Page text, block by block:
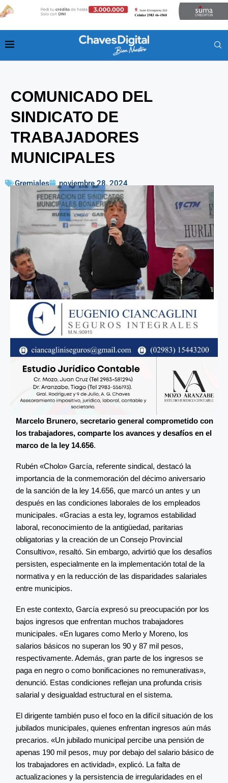
COMUNICADO DEL
SINDICATO DE
TRABAJADORES
MUNICIPALES
Gremiales noviembre 28, 2024
Marcelo Brunero, secretario general comprometido con
los trabajadores, comparte los avances y desafíos en el
marco de la ley 14.656.
Rubén «Cholo» García, referente sindical, destacó la
importancia de la conmemoración del décimo aniversario
de la sanción de la ley 14.656, que marcó un antes y un
después en las condiciones laborales de los empleados
municipales. «Gracias a esta ley, logramos estabilidad
laboral, reconocimiento de la antigüedad, paritarias
obligatorias y la creación de un Consejo Provincial
Consultivo», resaltó. Sin embargo, advirtió que los desafíos
persisten, especialmente en la implementación total de la
normativa y en la reducción de las disparidades salariales
entre municipios.
En este contexto, García expresó su preocupación por los
bajos ingresos que enfrentan muchos trabajadores
municipales. «En lugares como Merlo y Moreno, los
salarios básicos no superan los 90 y 87 mil pesos,
respectivamente. Además, gran parte de los ingresos se
paga en negro o como bonificaciones no remunerativas»,
denunció. Estas condiciones reflejan una profunda crisis
salarial y desigualdad estructural en el sistema.
El dirigente también puso el foco en la difícil situación de los
jubilados municipales, quienes enfrentan ingresos aún más
precarios. «Un jubilado municipal percibe una pensión de
apenas 190 mil pesos, muy por debajo del salario básico de
los trabajadores en actividad», explicó. La falta de
actualizaciones y la persistencia de irregularidades en el